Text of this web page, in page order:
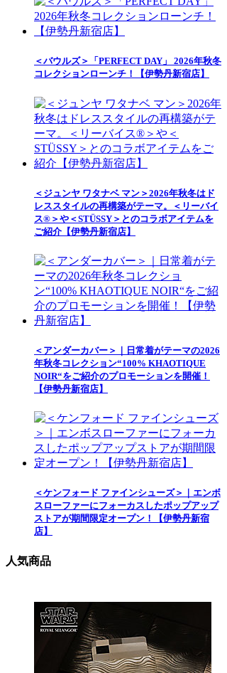
＜バウルズ＞「PERFECT DAY」 2026年秋冬
コレクションローンチ！【伊勢丹新宿店】
＜ジュンヤ ワタナベ マン＞2026年秋冬はド
レススタイルの再構築がテーマ。＜リーバイ
ス®＞や＜STÜSSY＞とのコラボアイテムを
ご紹介【伊勢丹新宿店】
＜アンダーカバー＞｜日常着がテーマの2026
年秋冬コレクション“100% KHAOTIQUE
NOIR“をご紹介のプロモーションを開催！
【伊勢丹新宿店】
＜ケンフォード ファインシューズ＞｜エンボ
スローファーにフォーカスしたポップアップ
ストアが期間限定オープン！【伊勢丹新宿
店】
人気商品